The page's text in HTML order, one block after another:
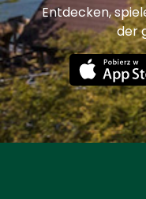
Entdecken,
der